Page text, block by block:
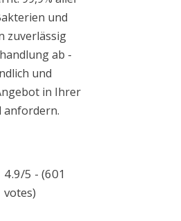
und
zuverlässig
ab -
und
in Ihrer
anfordern.
4.9/5 - (601
votes)